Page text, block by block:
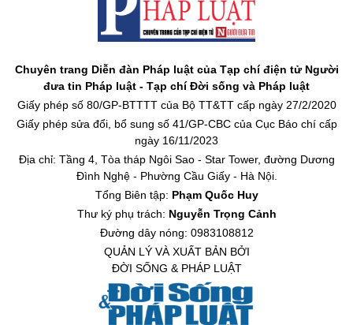
Chuyên trang Diễn đàn Pháp luật của Tạp chí điện tử Người
đưa tin Pháp luật - Tạp chí Đời sống và Pháp luật
Giấy phép số 80/GP-BTTTT của Bộ TT&TT cấp ngày 27/2/2020
Giấy phép sửa đổi, bổ sung số 41/GP-CBC của Cục Báo chí cấp
ngày 16/11/2023
Địa chỉ: Tầng 4, Tòa tháp Ngôi Sao - Star Tower, đường Dương
Đình Nghệ - Phường Cầu Giấy - Hà Nội.
Tổng Biên tập: Phạm Quốc Huy
Thư ký phụ trách: Nguyễn Trọng Cảnh
Đường dây nóng: 0983108812
QUẢN LÝ VÀ XUẤT BẢN BỞI
ĐỜI SỐNG & PHÁP LUẬT